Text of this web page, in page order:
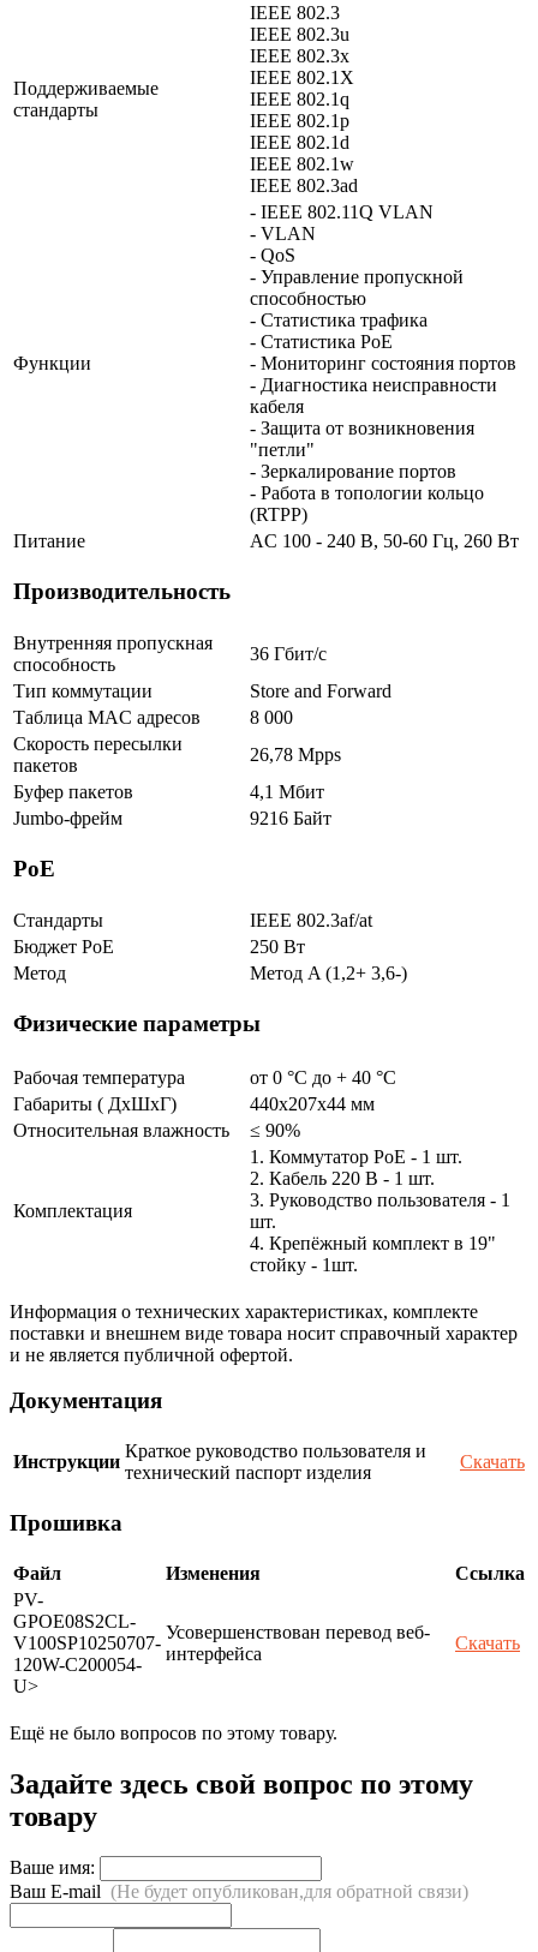
Поддерживаемые
стандарты
IEEE 802.3
IEEE 802.3u
IEEE 802.3x
IEEE 802.1X
IEEE 802.1q
IEEE 802.1p
IEEE 802.1d
IEEE 802.1w
IEEE 802.3ad
Функции
- IEEE 802.11Q VLAN
- VLAN
- QoS
- Управление пропускной
способностью
- Статистика трафика
- Статистика PoE
- Мониторинг состояния портов
- Диагностика неисправности
кабеля
- Защита от возникновения
"петли"
- Зеркалирование портов
- Работа в топологии кольцо
(RTPP)
Питание
AC 100 - 240 В, 50-60 Гц, 260 Вт
Производительность
Внутренняя пропускная
способность
36 Гбит/с
Тип коммутации
Store and Forward
Таблица MAC адресов
8 000
Скорость пересылки
пакетов
26,78 Mpps
Буфер пакетов
4,1 Мбит
Jumbo-фрейм
9216 Байт
PoE
Стандарты
IEEE 802.3af/at
Бюджет PoE
250 Вт
Метод
Метод A (1,2+ 3,6-)
Физические параметры
Рабочая температура
от 0 °С до + 40 °C
Габариты ( ДхШхГ)
440x207x44 мм
Относительная влажность
≤ 90%
Комплектация
1. Коммутатор PoE - 1 шт.
2. Кабель 220 В - 1 шт.
3. Руководство пользователя - 1
шт.
4. Крепёжный комплект в 19"
стойку - 1шт.
Информация о технических характеристиках, комплекте
поставки и внешнем виде товара носит справочный характер
и не является публичной офертой.
Документация
Инструкции
Краткое руководство пользователя и
технический паспорт изделия
Скачать
Прошивка
Файл Изменения
Ссылка
PV-
GPOE08S2CL-
V100SP10250707-
120W-C200054-
U>
Усовершенствован перевод веб-
интерфейса
Скачать
Ещё не было вопросов по этому товару.
Задайте здесь свой вопрос по этому
товару
Ваше имя:
Ваш E-mail (Не будет опубликован,для обратной связи)